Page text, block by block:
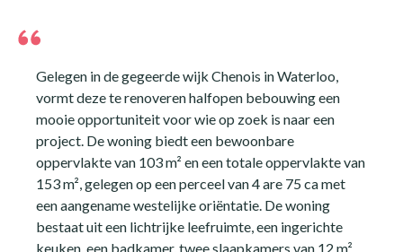
Gelegen in de gegeerde wijk Chenois in Waterloo,
vormt deze te renoveren halfopen bebouwing een
mooie opportuniteit voor wie op zoek is naar een
project. De woning biedt een bewoonbare
oppervlakte van 103 m² en een totale oppervlakte van
153 m², gelegen op een perceel van 4 are 75 ca met
een aangename westelijke oriëntatie. De woning
bestaat uit een lichtrijke leefruimte, een ingerichte
keuken, een badkamer, twee slaapkamers van 12 m²